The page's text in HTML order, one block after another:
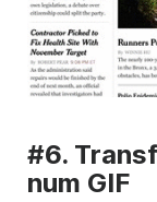
#6.
num GIF